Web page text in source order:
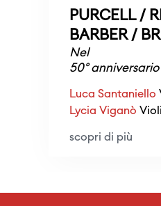
PURCELL /
BARBER /
Nel
50°
Luca Santaniello
Lycia Viganò
scopri di più